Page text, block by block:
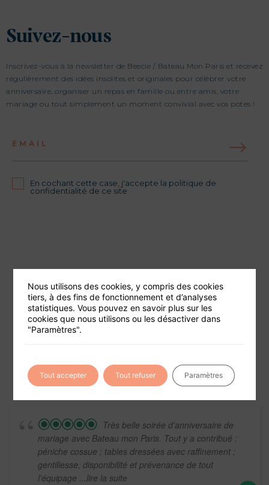
Suivez-nous
Inscrivez-vous à la newsletter de Beecie / Bateau Mon Paris et recevez
régulièrement des idées insolites et originales pour célébrer votre
anniversaire, organiser un repas en famille ou entre amis, votre
mariage ou tout simplement un moment convivial avec vos potes !
EMAIL
En cochant cette case, j'accepte la politique de
confidentialité de ce site
Foire aux questions
Conditions générales de vente
Très belle soirée d'anniversaire de
mariage avec Bateau mon Paris. Tout y a contribué :
péniche cossue ; tables dressées avec raffinement ;
gentillesse, disponibilité et prévenance de tout
l'équipage ...lire la suite
Nous utilisons des cookies, y compris des cookies
tiers, à des fins de fonctionnement et d’analyses
statistiques. Vous pouvez en savoir plus sur les
cookies que nous utilisons ou les désactiver dans
"Paramètres".
Tout accepter Tout refuser Paramètres